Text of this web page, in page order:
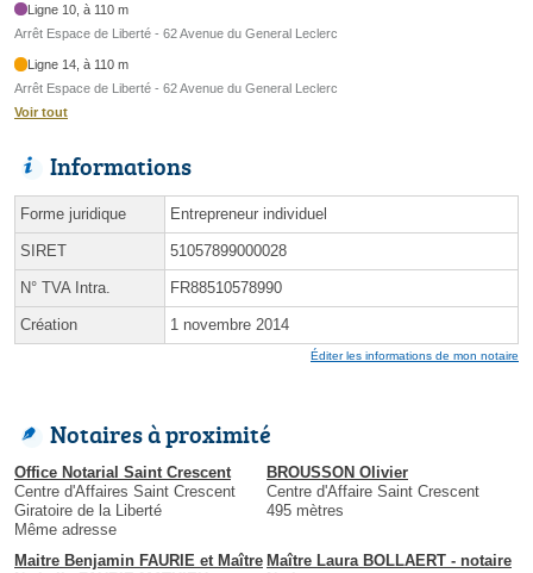
Ligne 10, à 110 m
Arrêt Espace de Liberté - 62 Avenue du General Leclerc
Ligne 14, à 110 m
Arrêt Espace de Liberté - 62 Avenue du General Leclerc
Voir tout
Informations
Forme juridique Entrepreneur individuel
SIRET 51057899000028
N° TVA Intra. FR88510578990
Création 1 novembre 2014
Éditer les informations de mon notaire
Notaires à proximité
Office Notarial Saint Crescent
Centre d'Affaires Saint Crescent
Giratoire de la Liberté
Même adresse
BROUSSON Olivier
Centre d'Affaire Saint Crescent
495 mètres
Maitre Benjamin FAURIE et Maître Maître Laura BOLLAERT - notaire